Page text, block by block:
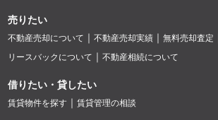
売りたい
不動産売却について 不動産売却実績
無料売却査定
リースバックについて
不動産相続について
借りたい・貸したい
賃貸物件を探す 賃貸管理の相談